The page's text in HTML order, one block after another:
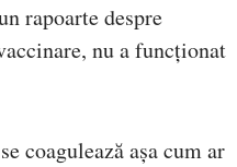
rapoarte despre
nu a funcționat
coagulează așa cum ar